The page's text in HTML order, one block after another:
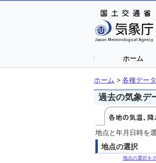
ホーム
ホーム > 各種デー
過去の気象デ
地点と年月日時を
地点の選択
地点の選択を